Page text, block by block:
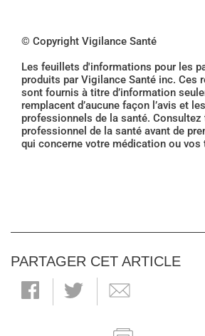
© Copyright Vigilance Santé
Les feuillets d'informations pour les
produits par Vigilance Santé inc. Ces
sont fournis à titre d’information
remplacent d’aucune façon l’avis et
professionnels de la santé.
professionnel de la santé avant de
qui concerne votre médication ou vos
PARTAGER CET ARTICLE